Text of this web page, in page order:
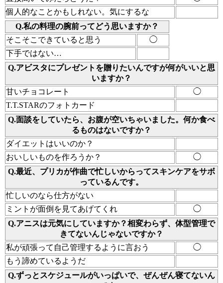
個人的なことかもしれない。気にするな
Q.私の料理の腕前ってどう思いますか？
そこそこできていると思う
◯
下手ではない…
Q.アビスタにプレゼントを贈りたいんですが何がいいと思
いますか？
甘いチョコレート
◯
T.T.STARのフォトカード
Q.面談をしていたら、お腹が空いちゃいました。何か食べ
るものはないですか？
ダイエットはいいのか？
おいしいものを作ろうか？
◯
Q.最近、プリカが作曲で忙しいからってスキンケアをサボ
っているんです。
忙しいのなら仕方がない
ミントが面倒を見てあげてくれ
◯
Q.アニスは元気にしていますか？相変わらず、体型管理で
きてないんじゃないですか？
私が頑張って自己管理するように言おう
◯
もう諦めているようだ
Q.ずっとスケジュールがいっぱいで、ぜんぜん寝てないん